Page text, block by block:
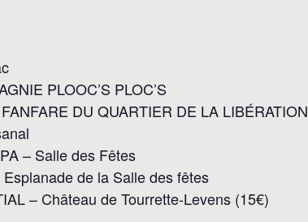
PLOOC’S PLOC’S
DU QUARTIER DE LA LIBÉRATION
– Salle des Fêtes
Esplanade de la Salle des fêtes
– Château de Tourrette-Levens (15€)